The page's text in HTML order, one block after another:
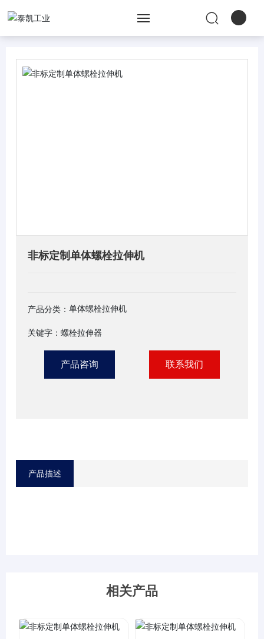
联系我们
非标定制单体螺栓拉伸机
产品分类： 单体螺栓拉伸机
关键字：螺栓拉伸器
产品咨询 联系我们
产品描述
相关产品